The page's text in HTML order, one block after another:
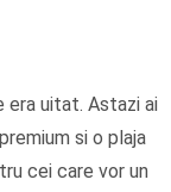
era uitat. Astazi ai
si o plaja
cei care vor un